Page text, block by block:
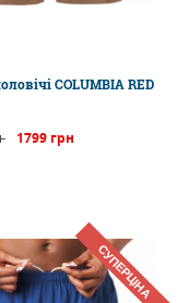
COLUMBIA RED
1799 грн
СУПЕРЦІНА